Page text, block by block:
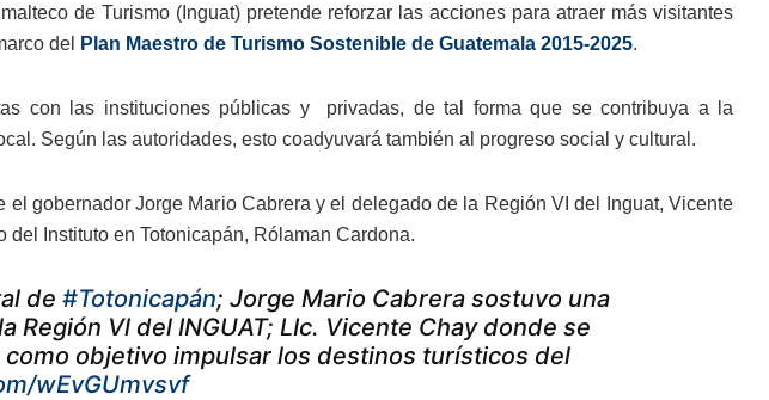
de Turismo (Inguat) pretende reforzar las acciones para atraer más visitantes
del
Plan Maestro de Turismo Sostenible de Guatemala 2015-2025.
con las instituciones públicas y privadas, de tal forma que se contribuya a la
Según las autoridades, esto coadyuvará también al progreso social y cultural.
el gobernador Jorge Mario Cabrera y el delegado de la Región VI del Inguat, Vicente
Instituto en Totonicapán, Rólaman Cardona.
de #Totonicapán; Jorge Mario Cabrera sostuvo una
Región Vl del INGUAT; LIc. Vicente Chay donde se
objetivo impulsar los destinos turísticos del
wEvGUmvsvf